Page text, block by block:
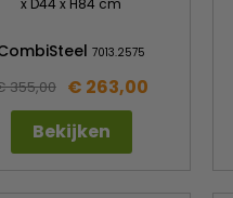
x D44 x H84 cm
7013.2575
355,00 € 263,00
Bekijken